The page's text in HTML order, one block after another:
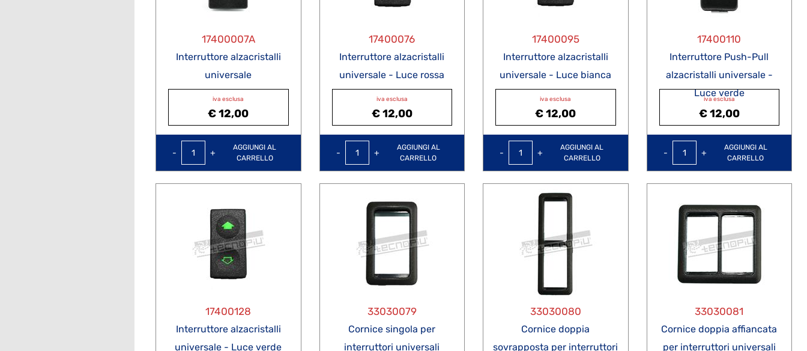
17400007A
Interruttore alzacristalli
universale
iva esclusa
€ 12,00
QuantitàAGGIUNGI AL
CARRELLO
17400076
Interruttore alzacristalli
universale - Luce rossa
iva esclusa
€ 12,00
QuantitàAGGIUNGI AL
CARRELLO
17400095
Interruttore alzacristalli
universale - Luce bianca
iva esclusa
€ 12,00
QuantitàAGGIUNGI AL
CARRELLO
17400110
Interruttore Push-Pull
alzacristalli universale -
Luce verde
iva esclusa
€ 12,00
QuantitàAGGIUNGI AL
CARRELLO
17400128
Interruttore alzacristalli
universale - Luce verde
33030079
Cornice singola per
interruttori universali
33030080
Cornice doppia
sovrapposta per interruttori
33030081
Cornice doppia affiancata
per interruttori universali